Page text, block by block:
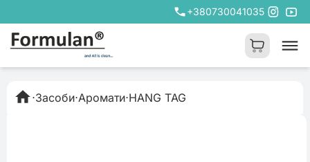
+380730041035
⋅Засоби⋅Аромати⋅HANG TAG